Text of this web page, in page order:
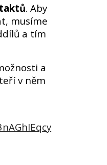
. Aby
musíme
a tím
a
v něm